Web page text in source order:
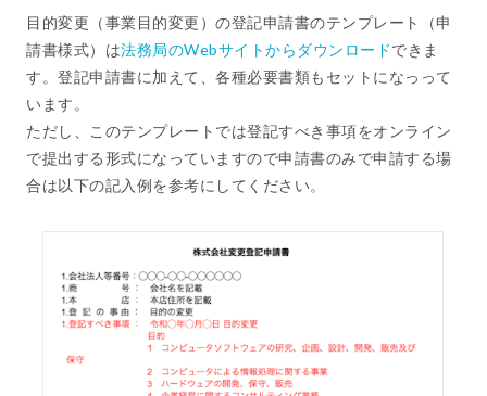
目的変更（事業目的変更）の登記申請書のテンプレート（申
請書様式）は法務局のWebサイトからダウンロードできま
す。登記申請書に加えて、各種必要書類もセットになっって
います。
ただし、このテンプレートでは登記すべき事項をオンライン
で提出する形式になっていますので申請書のみで申請する場
合は以下の記入例を参考にしてください。